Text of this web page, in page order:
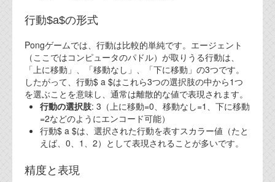
行動$a$の形式
Pongゲームでは、行動は比較的単純です。エージェント
（ここではコンピュータのパドル）が取りうる行動は、
「上に移動」、「移動なし」、「下に移動」の3つです。
したがって、行動$ a $はこれら3つの選択肢の中から1つ
を選ぶことを意味し、通常は離散的な値で表現されます。
行動の選択肢: 3（上に移動=0、移動なし=1、下に移動
=2などのようにエンコード可能）
行動$ a $は、選択された行動を表すスカラー値（たと
えば、0、1、2）として表現されることが多いです。
精度と表現